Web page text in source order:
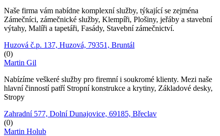
Naše firma vám nabídne komplexní služby, týkající se zejména
Zámečníci, zámečnické služby, Klempíři, Plošiny, jeřáby a stavební
výtahy, Malíři a tapetáři, Fasády, Stavební zámečnictví.
Huzová č.p. 137, Huzová, 79351, Bruntál
(0)
Martin Gil
Nabízíme veškeré služby pro firemní i soukromé klienty. Mezi naše
hlavní činností patří Stropní konstrukce a krytiny, Základové desky,
Stropy
Zahradní 577, Dolní Dunajovice, 69185, Břeclav
(0)
Martin Holub